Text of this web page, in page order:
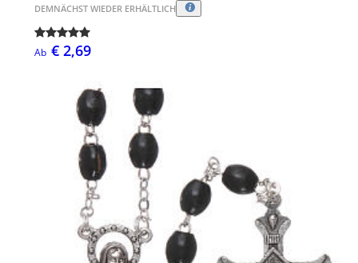
DEMNÄCHST WIEDER ERHÄLTLICH
Ab € 2,69